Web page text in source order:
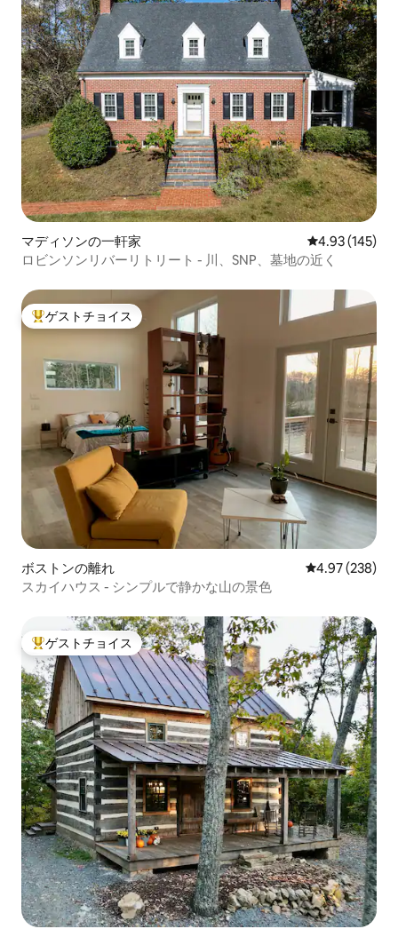
マディソンの一軒家 レビュー145
4.93 (145)
ロビンソンリバーリトリート - 川、SNP、墓地の近く
大好評のゲストチョイスです。
ゲストチョイス
ボストンの離れ レビュー238
4.97 (238)
スカイハウス - シンプルで静かな山の景色
大好評のゲストチョイスです。
ゲストチョイス